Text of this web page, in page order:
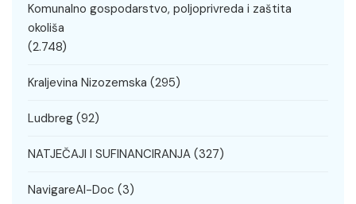
Komunalno gospodarstvo, poljoprivreda i zaštita
okoliša
(2.748)
Kraljevina Nizozemska (295)
Ludbreg (92)
NATJEČAJI I SUFINANCIRANJA (327)
NavigareAI-Doc (3)